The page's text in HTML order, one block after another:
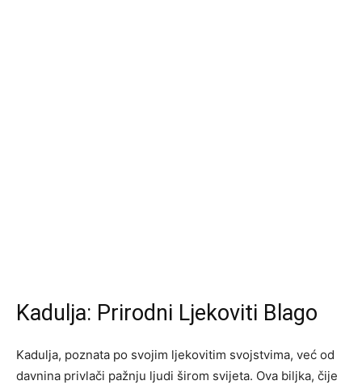
Kadulja: Prirodni Ljekoviti Blago
Kadulja, poznata po svojim ljekovitim svojstvima, već od
davnina privlači pažnju ljudi širom svijeta. Ova biljka, čije